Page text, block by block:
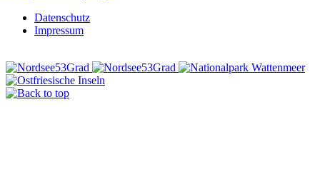
Datenschutz
Impressum